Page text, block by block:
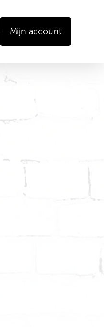
Mijn account